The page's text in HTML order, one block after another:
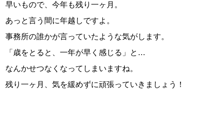
早いもので、今年も残り一ヶ月。
あっと言う間に年越しですよ。
事務所の誰かが言っていたような気がします。
「歳をとると、一年が早く感じる」と…
なんかせつなくなってしまいますね。
残り一ヶ月、気を緩めずに頑張っていきましょう！